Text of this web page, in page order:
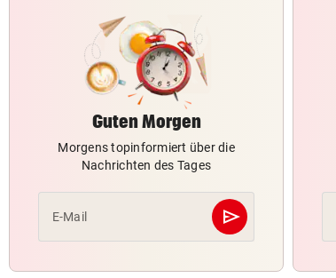
Guten Morgen
Morgens topinformiert über die
Nachrichten des Tages
E-Mail send
Abschicken